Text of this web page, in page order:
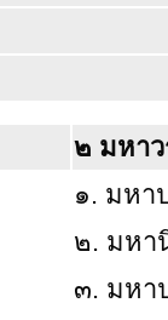
๒ มหา
๑. มหา
๒. มหา
๓. มหา